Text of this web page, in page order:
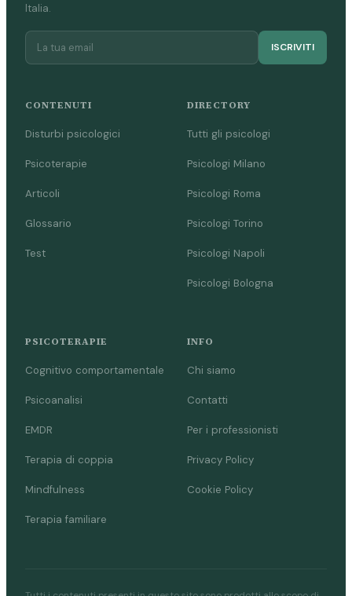
Italia.
ISCRIVITI
CONTENUTI
Disturbi psicologici
Psicoterapie
Articoli
Glossario
Test
DIRECTORY
Tutti gli psicologi
Psicologi Milano
Psicologi Roma
Psicologi Torino
Psicologi Napoli
Psicologi Bologna
PSICOTERAPIE
Cognitivo comportamentale
Psicoanalisi
EMDR
Terapia di coppia
Mindfulness
Terapia familiare
INFO
Chi siamo
Contatti
Per i professionisti
Privacy Policy
Cookie Policy